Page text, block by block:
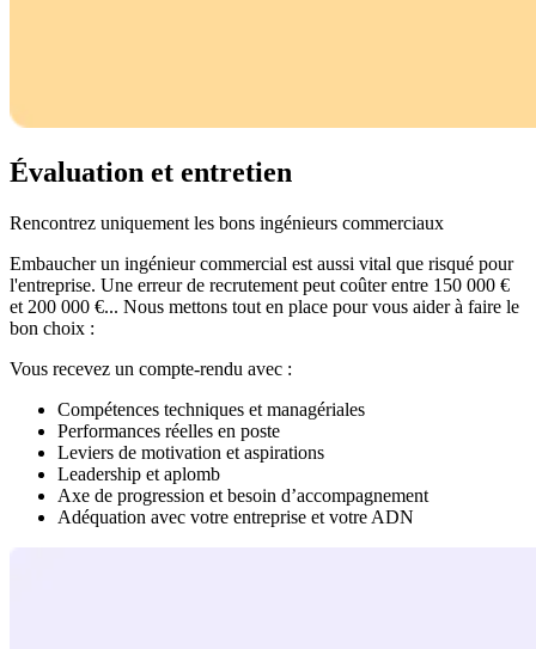
Évaluation et entretien
Rencontrez uniquement les bons ingénieurs commerciaux
Embaucher un ingénieur commercial est aussi vital que risqué pour
l'entreprise. Une erreur de recrutement peut coûter entre 150 000 €
et 200 000 €... Nous mettons tout en place pour vous aider à faire le
bon choix :
Vous recevez un compte-rendu avec :
Compétences techniques et managériales
Performances réelles en poste
Leviers de motivation et aspirations
Leadership et aplomb
Axe de progression et besoin d’accompagnement
Adéquation avec votre entreprise et votre ADN